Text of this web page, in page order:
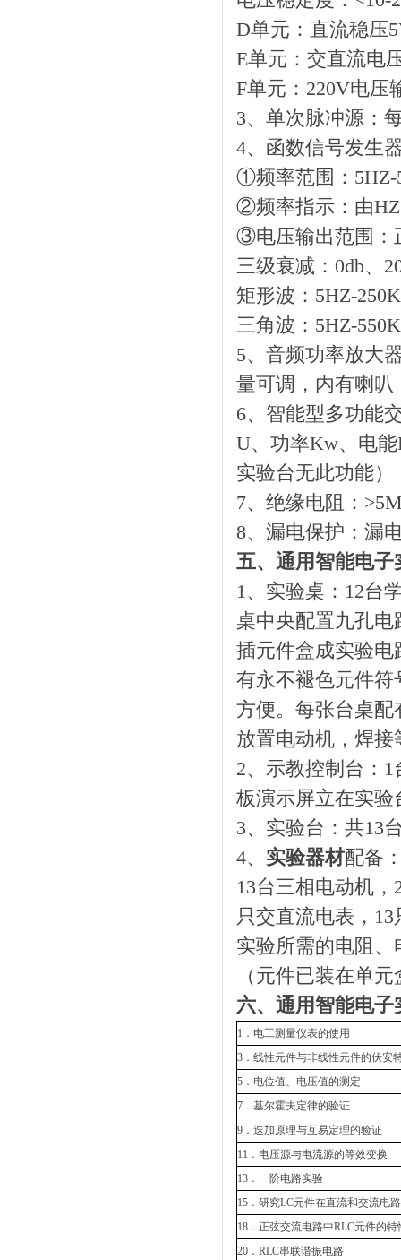
D单元：直流稳压
E单元：交直流电
F单元：220V电压
3、单次脉冲源：
4、函数信号发生
①频率范围：5HZ-
②频率指示：由
③电压输出范围：
三级衰减：0db、
矩形波：5HZ-
三角波：5HZ-
5、音频功率放大
量可调，内有喇
6、智能型多功能
U、功率Kw、电
实验台无此功能）
7、绝缘电阻：
8、漏电保护：漏
五、通用智能电
1、实验桌：12台
桌中央配置九孔电
插元件盒成实验
有永不褪色元件
方便。每张台桌
放置电动机，焊
2、示教控制台：
板演示屏立在实验
3、实验台：共13
4、 实验器材配备
13台三相电动机
只交直流电表，
实验所需的电阻
（元件已装在单
六、通用智能电
1．电工测量仪表的使用
3．线性元件与非线性元件的伏安
5．电位值、电压值的测定
7．基尔霍夫定律的验证
9．迭加原理与互易定理的验证
11．电压源与电流源的等效变换
13．一阶电路实验
15．研究LC元件在直流和交流电
18．正弦交流电路中RLC元件的特
20．RLC串联谐振电路